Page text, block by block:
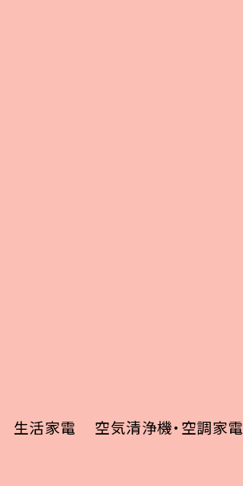
生活家電 空気清浄機・空調家電